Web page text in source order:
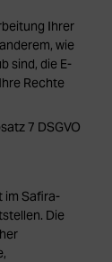
Ihrer
wie
sind, die E-
Rechte
7 DSGVO
im Safira-
Die